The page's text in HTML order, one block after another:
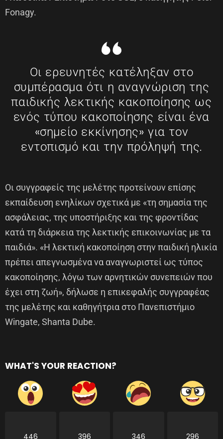
Fonagy.
Οι ερευνητές κατέληξαν στο
συμπέρασμα ότι η αναγνώριση της
παιδικής λεκτικής κακοποίησης ως
ενός τύπου κακοποίησης είναι ένα
«σημείο εκκίνησης» για τον
εντοπισμό και την πρόληψή της.
Οι συγγραφείς της μελέτης προτείνουν επίσης
εκπαίδευση ενηλίκων σχετικά με «τη σημασία της
ασφάλειας, της υποστήριξης και της φροντίδας
κατά τη διάρκεια της λεκτικής επικοινωνίας με τα
παιδιά». «Η λεκτική κακοποίηση στην παιδική ηλικία
πρέπει απεγνωσμένα να αναγνωριστεί ως τύπος
κακοποίησης, λόγω των αρνητικών συνεπειών που
έχει στη ζωή», δήλωσε η επικεφαλής συγγραφέας
της μελέτης και καθηγήτρια στο Πανεπιστήμιο
Wingate, Shanta Dube.
WHAT'S YOUR REACTION?
446 396 346 296